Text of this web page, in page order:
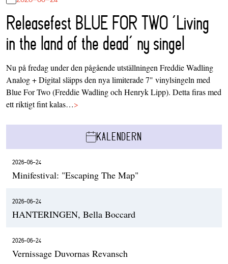
Releasefest BLUE FOR TWO ‘Living
in the land of the dead’ ny singel
Nu på fredag under den pågående utställningen Freddie Wadling
Analog + Digital släpps den nya limiterade 7" vinylsingeln med
Blue For Two (Freddie Wadling och Henryk Lipp). Detta firas med
ett riktigt fint kalas…>
KALENDERN
2026-06-24
Minifestival: "Escaping The Map"
2026-06-24
HANTERINGEN, Bella Boccard
2026-06-24
Vernissage Duvornas Revansch